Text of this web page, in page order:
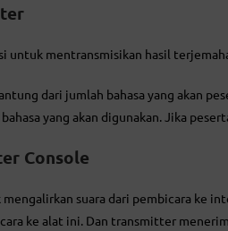
untuk mentransmisikan hasil
dari jumlah bahasa yang akan
yang akan digunakan. Jika
Console
suara dari pembicara ke
ke alat ini. Dan transmitter